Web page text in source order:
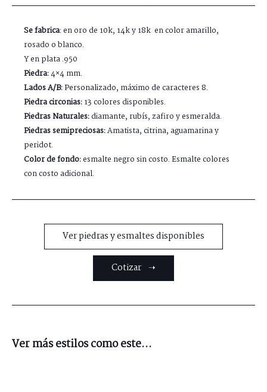
Se fabrica: en oro de 10k, 14k y 18k en color amarillo,
rosado o blanco.
Y en plata .950
Piedra:4×4 mm.
Lados A/B:Personalizado, máximo de caracteres 8.
Piedra circonias:13 colores disponibles.
Piedras Naturales:diamante, rubís, zafiro y esmeralda.
Piedras semipreciosas:Amatista, citrina, aguamarina y
peridot.
Color de fondo:esmalte negro sin costo. Esmalte colores
con costo adicional.
Ver piedras y esmaltes disponibles
Cotizar ➝
Ver más estilos como este...